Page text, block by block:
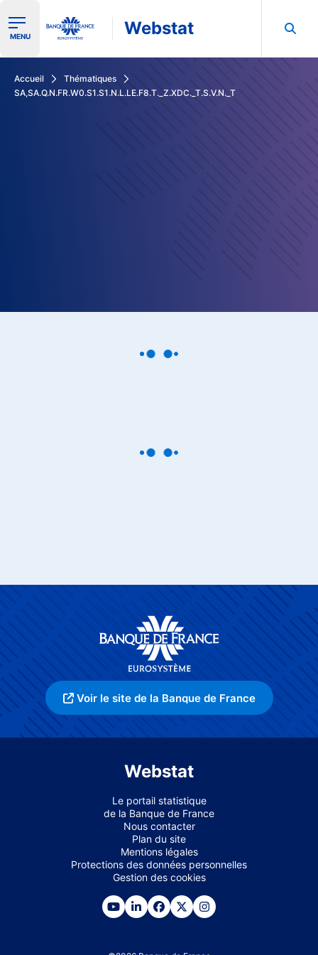
Ouvrir le menu de navigation
MENU Webstat
Accueil
Thématiques
SA,SA.Q.N.FR.W0.S1.S1.N.L.LE.F8.T._Z.XDC._T.S.V.N._T
Voir le site de la Banque de France
Webstat
Le portail statistique
de la Banque de France
Nous contacter
Plan du site
Mentions légales
Protections des données personnelles
Gestion des cookies